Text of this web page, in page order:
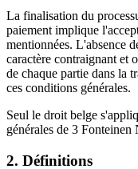
La finalisation du
paiement implique
mentionnées. L'absence
caractère contraignant et
de chaque partie dans la
ces conditions générales.
Seul le droit belge
générales de 3 Fonteinen
2. Définitions